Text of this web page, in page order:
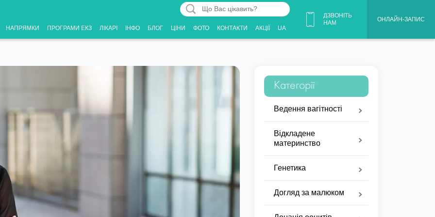
НАПРЯМКИ ПРОГРАМИ ЕКЗ ЛІКАРІ ІНФО БЛОГ ЦІНИ ФОТО КОНТАКТИ АКЦІЇ UA
Що
Вас
цікавить?
ДЗВОНІТЬ
НАМ
ОНЛАЙН-ЗАПИС
Категорії
Ведення вагітності
Відкладене
материнство
Генетика
Догляд за малюком